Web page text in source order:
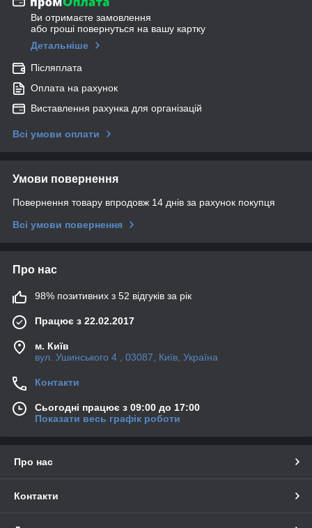
Ви отримаєте замовлення
або гроші повернуться на вашу картку
Детальніше
Післяплата
Оплата на рахунок
Виставлення рахунка для організацій
Всі умови оплати
Умови повернення
Повернення товару впродовж 14 днів за рахунок покупця
Всі умови повернення
Про нас
98% позитивних з 52 відгуків за рік
Працює з 22.02.2017
м. Київ
вул. Ушинського 4 , 03087, Київ, Україна
Контакти
Сьогодні працює з 09:00 до 17:00
Показати весь графік роботи
Про нас
Контакти